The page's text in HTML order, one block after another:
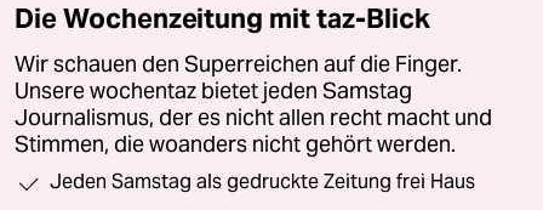
Die Wochenzeitung mit taz-Blick
Wir schauen den Superreichen auf die Finger.
Unsere wochentaz bietet jeden Samstag
Journalismus, der es nicht allen recht macht und
Stimmen, die woanders nicht gehört werden.
Jeden Samstag als gedruckte Zeitung frei Haus